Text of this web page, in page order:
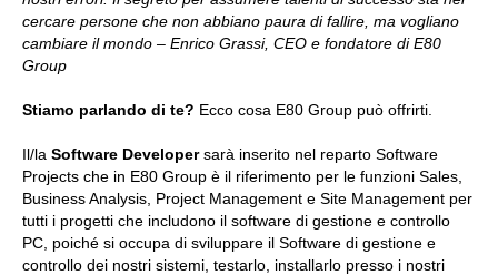
cercare persone che non abbiano paura di fallire, ma vogliano
cambiare il mondo – Enrico Grassi, CEO e fondatore di E80
Group
Stiamo parlando di te? Ecco cosa E80 Group può offrirti.
Il/la Software Developersarà inserito nel reparto Software
Projects che in E80 Group è il riferimento per le funzioni Sales,
Business Analysis, Project Management e Site Management per
tutti i progetti che includono il software di gestione e controllo
PC, poiché si occupa di sviluppare il Software di gestione e
controllo dei nostri sistemi, testarlo, installarlo presso i nostri